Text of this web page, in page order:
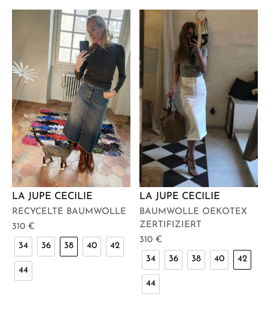
LA JUPE CECILIE
RECYCELTE BAUMWOLLE
310 €
34 36 38 40 42
44
LA JUPE CECILIE
BAUMWOLLE OEKOTEX
ZERTIFIZIERT
310 €
34 36 38 40 42
44